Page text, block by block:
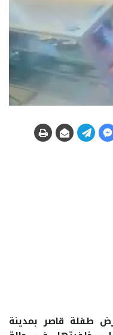
طفلة قاصر بمدينة